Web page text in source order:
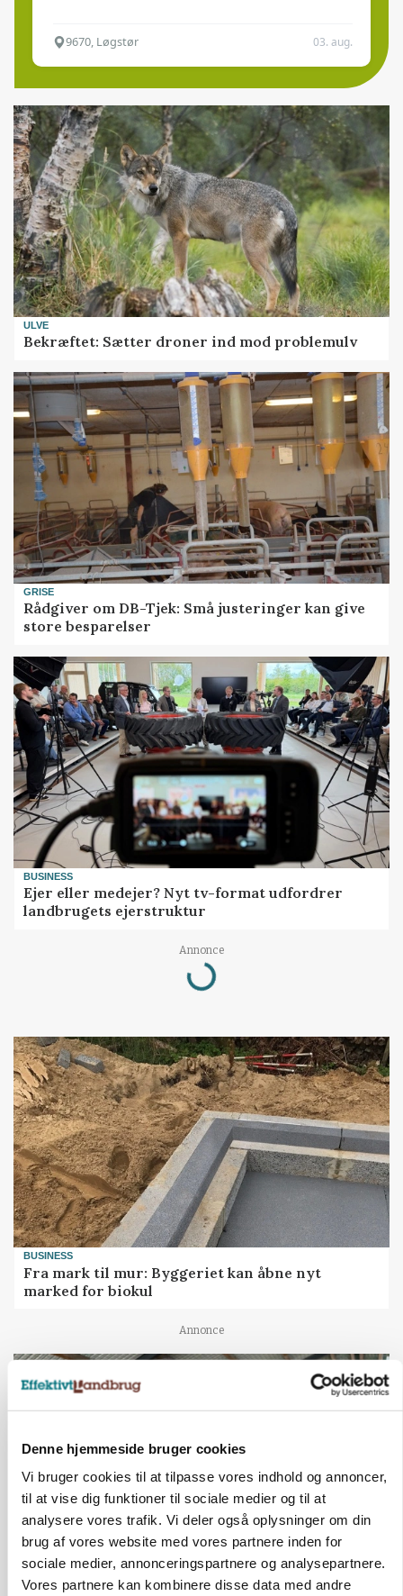
Denne hjemmeside bruger cookies
Vi bruger cookies til at tilpasse vores indhold og annoncer,
til at vise dig funktioner til sociale medier og til at
analysere vores trafik. Vi deler også oplysninger om din
brug af vores website med vores partnere inden for
sociale medier, annonceringspartnere og analysepartnere.
Vores partnere kan kombinere disse data med andre
9670, Løgstør 03. aug.
ULVE
Bekræftet: Sætter droner ind mod problemulv
GRISE
Rådgiver om DB-Tjek: Små justeringer kan give
store besparelser
BUSINESS
Ejer eller medejer? Nyt tv-format udfordrer
landbrugets ejerstruktur
Annonce
Loading...
BUSINESS
Fra mark til mur: Byggeriet kan åbne nyt
marked for biokul
Annonce
»Nu stopper I«: Landbrugsdebattør og